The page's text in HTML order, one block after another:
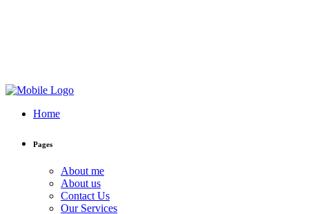
Home
Pages
About me
About us
Contact Us
Our Services